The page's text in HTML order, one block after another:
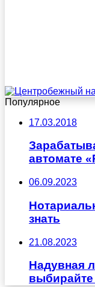
Популярное
17.03.2018
автомате
06.09.2023
знать
21.08.2023
Надувная
выбирайте